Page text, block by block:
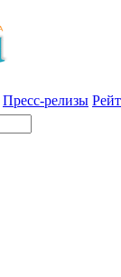
Пресс-релизы